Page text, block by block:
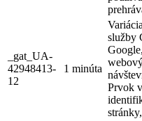
_gat_UA-
42948413-
12
1 minúta
služby
Prvok